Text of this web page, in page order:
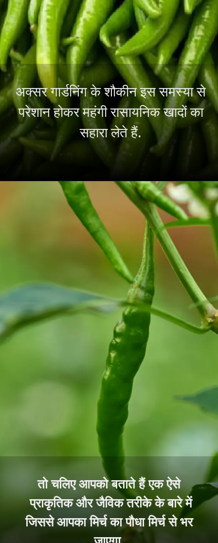
अक्सर गार्डनिंग के शौकीन इस समस्या से
परेशान होकर महंगी रासायनिक खादों का
सहारा लेते हैं.
तो चलिए आपको बताते हैं एक ऐसे
प्राकृतिक और जैविक तरीके के बारे में
जिससे आपका मिर्च का पौधा मिर्च से भर